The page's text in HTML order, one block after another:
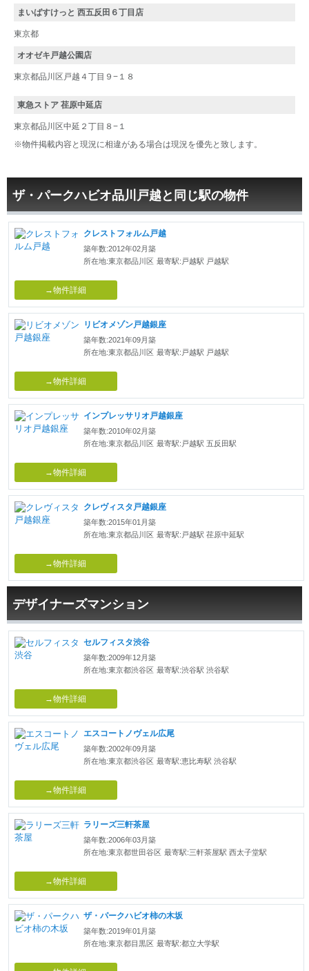
まいばすけっと 西五反田６丁目店
東京都
オオゼキ戸越公園店
東京都品川区戸越４丁目９−１８
東急ストア 荏原中延店
東京都品川区中延２丁目８−１
※物件掲載内容と現況に相違がある場合は現況を優先と致します。
ザ・パークハビオ品川戸越と同じ駅の物件
クレストフォルム戸越
築年数:2012年02月築
所在地:東京都品川区 最寄駅:戸越駅 戸越駅
→物件詳細
リビオメゾン戸越銀座
築年数:2021年09月築
所在地:東京都品川区 最寄駅:戸越駅 戸越駅
→物件詳細
インプレッサリオ戸越銀座
築年数:2010年02月築
所在地:東京都品川区 最寄駅:戸越駅 五反田駅
→物件詳細
クレヴィスタ戸越銀座
築年数:2015年01月築
所在地:東京都品川区 最寄駅:戸越駅 荏原中延駅
→物件詳細
デザイナーズマンション
セルフィスタ渋谷
築年数:2009年12月築
所在地:東京都渋谷区 最寄駅:渋谷駅 渋谷駅
→物件詳細
エスコートノヴェル広尾
築年数:2002年09月築
所在地:東京都渋谷区 最寄駅:恵比寿駅 渋谷駅
→物件詳細
ラリーズ三軒茶屋
築年数:2006年03月築
所在地:東京都世田谷区 最寄駅:三軒茶屋駅 西太子堂駅
→物件詳細
ザ・パークハビオ柿の木坂
築年数:2019年01月築
所在地:東京都目黒区 最寄駅:都立大学駅